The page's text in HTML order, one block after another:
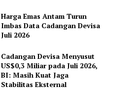
Harga Emas Antam Turun
Imbas Data Cadangan Devisa
Juli 2026
Cadangan Devisa Menyusut
US$0,3 Miliar pada Juli 2026,
BI: Masih Kuat Jaga
Stabilitas Eksternal